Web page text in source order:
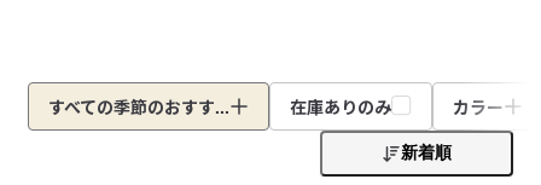
ト
ア
すべての季節のおすす... 在庫ありのみ カラー
新着順